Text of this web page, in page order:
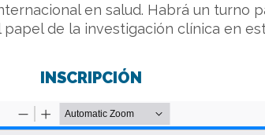
en salud. Habrá un turno
de la investigación clínica en
INSCRIPCIÓN